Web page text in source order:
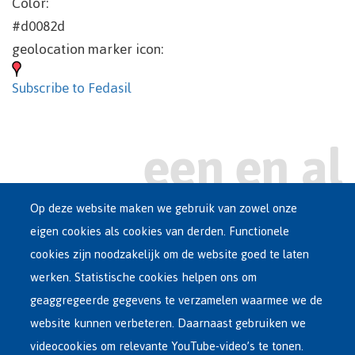
#d0082d
geolocation marker icon:
Subscribe to Fedasil
Main
Dutch
Menu
ASIEL IN BELGIË
OPVANGNETWERK
VRIJWILLIGE TERUGKEER
Op deze website maken we gebruik van zowel onze
eigen cookies als cookies van derden. Functionele
cookies zijn noodzakelijk om de website goed te laten
werken. Statistische cookies helpen ons om
geaggregeerde gegevens te verzamelen waarmee we de
website kunnen verbeteren. Daarnaast gebruiken we
videocookies om relevante YouTube-video’s te tonen.